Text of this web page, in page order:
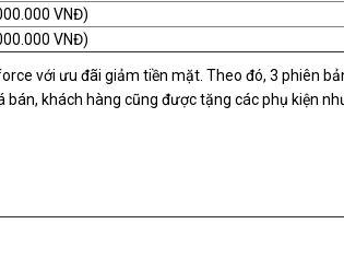
VNĐ)
VNĐ)
với ưu đãi giảm tiền mặt. Theo đó, 3 phiên
bán, khách hàng cũng được tặng các phụ kiện